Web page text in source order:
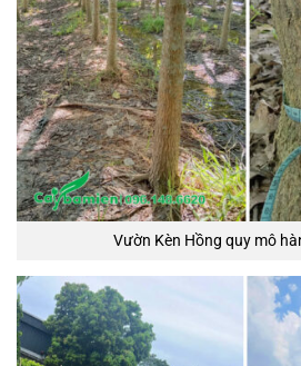
Vườn Kèn Hồng quy mô